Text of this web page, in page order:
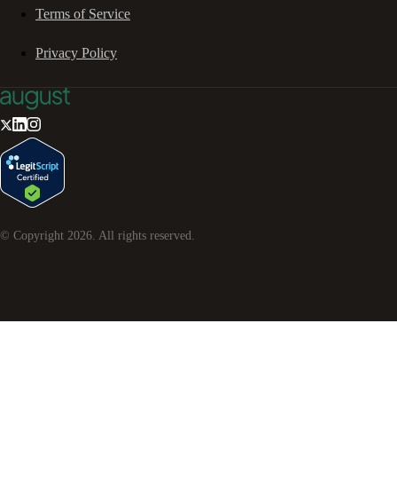
Terms of Service
Privacy Policy
© Copyright 2026 . All rights reserved.